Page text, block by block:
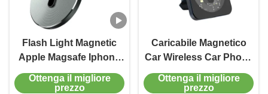
Flash Light Magnetic
Apple Magsafe Iphone
Car Charger veloce con
una mano
Ottenga il migliore
prezzo
Caricabile Magnetico
Car Wireless Car Phone
Holder Caricabile 10mm
10w 7.5W
Ottenga il migliore
prezzo